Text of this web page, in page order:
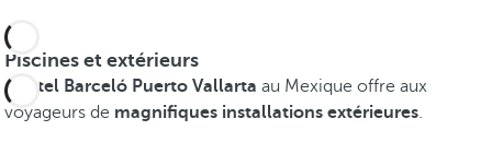
Piscines et extérieurs
L' hôtel Barceló Puerto Vallarta au Mexique offre aux
voyageurs de magnifiques installations extérieures.